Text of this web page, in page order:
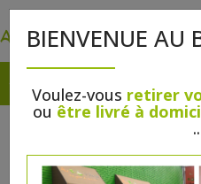
BIENVENUE AU
Voulez-vous retirer
ou être livré à